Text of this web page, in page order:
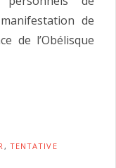
de
de l’Obélisque
, TENTATIVE